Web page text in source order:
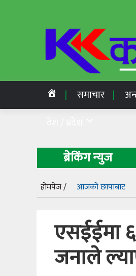
समाचार
ब्रेकिंग न्युज
होमपेज / आजको छापाबाट
एसईईमा
जनाले